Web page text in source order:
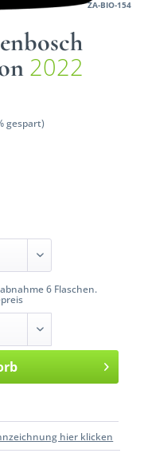
ZA-BIO-154
2022
gespart)
6 Flaschen.
hier klicken